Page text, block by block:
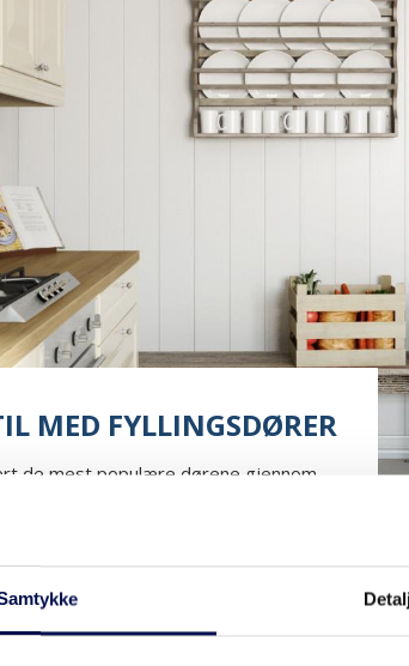
MED FYLLINGSDØRER
de mest populære dørene gjennom
av mange for den perfekte
Uansett om du renoverer
med å bygge et...